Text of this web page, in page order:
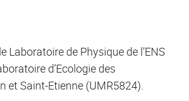
de Physique de l’ENS
d’Ecologie des
et Saint-Etienne (UMR5824).